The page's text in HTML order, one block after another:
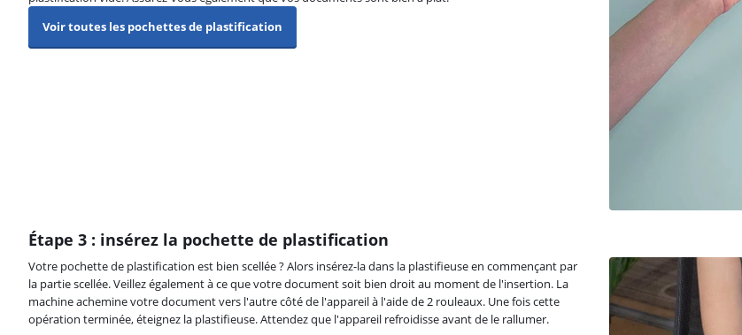
Voir toutes les pochettes de plastification
Étape 3 : insérez la pochette de plastification
Votre pochette de plastification est bien scellée ? Alors insérez-la dans la plastifieuse en commençant par
la partie scellée. Veillez également à ce que votre document soit bien droit au moment de l'insertion. La
machine achemine votre document vers l'autre côté de l'appareil à l'aide de 2 rouleaux. Une fois cette
opération terminée, éteignez la plastifieuse. Attendez que l'appareil refroidisse avant de le rallumer.